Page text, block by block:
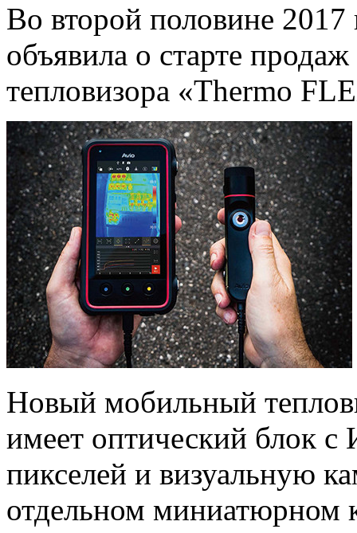
Во второй половине
объявила о старте
тепловизора «Thermo
Новый мобильный
имеет оптический блок
пикселей и визуальную
отдельном миниатюрном